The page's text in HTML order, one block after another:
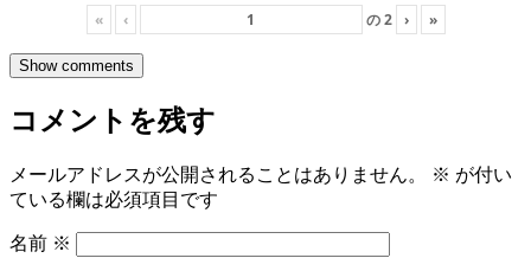
« ‹ の2 › »
Show comments
コメントを残す
メールアドレスが公開されることはありません。 ※ が付い
ている欄は必須項目です
名前 ※